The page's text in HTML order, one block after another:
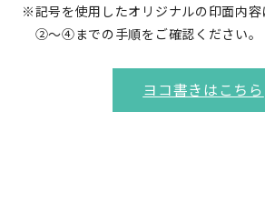
※記号を使用したオリジナルの印面内
②～④までの手順をご確認ください。
ヨコ書きはこちら